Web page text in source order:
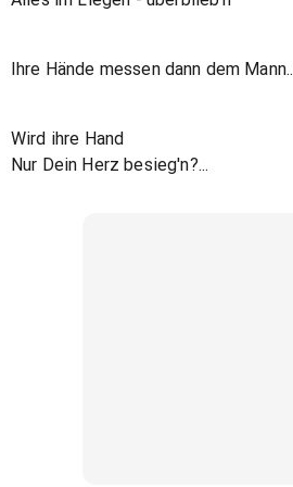
Ihre Hände messen dann dem
Wird ihre Hand
Nur Dein Herz besieg'n?...